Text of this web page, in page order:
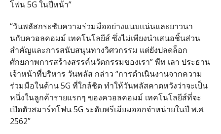
โฟน 5G ในปีหน้า”
“วันพลัสกระชับความร่วมมืออย่างแนบแน่นและยาวนา
นกับควอลคอมม์ เทคโนโลยีส์ ซึ่งไม่เพียงนำเสนอชิ้นส่วน
สำคัญและการสนับสนุนทางวิศวกรรม แต่ยังปลดล็อก
ศักยภาพการสร้างสรรค์นวัตกรรมของเรา” พีท เลา ประธาน
เจ้าหน้าที่บริหาร วันพลัส กล่าว “การดำเนินงานจากความ
ร่วมมือในด้าน 5G ที่ใกล้ชิด ทำให้วันพลัสคาดหวังว่าจะเป็น
หนึ่งในลูกค้ารายแรกๆ ของควอลคอมม์ เทคโนโลยีส์ที่จะ
เปิดตัวสมาร์ทโฟน 5G ระดับพรีเมียมออกจำหน่ายในปี พ.ศ.
2562”